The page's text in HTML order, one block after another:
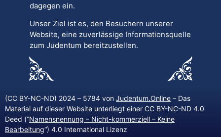
dagegen ein.
Unser Ziel ist es, den Besuchern unserer
Website, eine zuverlässige Informationsquelle
zum Judentum bereitzustellen.
(CC BY-NC-ND) 2024 – 5784 von Judentum.Online – Das
Material auf dieser Website unterliegt einer CC BY-NC-ND 4.0
Deed (“Namensnennung – Nicht-kommerziell – Keine
Bearbeitung“) 4.0 International Lizenz